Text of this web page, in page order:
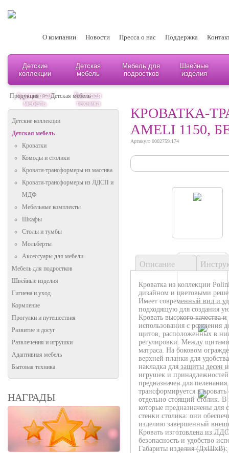
О компании Новости Пресса о нас Поддержка
Детские
коллекции
Детская
мебель
Мебель для
подростков
Швейные
изделия
Адаптивная
мебель
Бытовая
техника
Продукция > Детская мебель
Детские коллекции
Детская мебель
Кроватки
Комоды и столики
Кровати-трансформеры из массива
Кровати-трансформеры из ЛДСП и
МДФ
Мебельные комплекты
Шкафы
Столы и тумбы
Мольберты
Аксессуары для мебели
Мебель для подростков
Швейные изделия
Гигиена и уход
Кормление
Прогулки и путешествия
Развитие и досуг
Развлечения и игрушки
Адаптивная мебель
Бытовая техника
НАГРАДЫ
КРОВАТКА-
AMELI 1150,
Артикул: 0002759.174
Описание
Кроватка из коллекции
дизайном и цветовыми
Имеет современный вид и
подходящую для создания
Кровать высокого качества
использования с рождения
щитов, расположенных в
регулировки. Между
матраса. На боковом
верхней планки для
накладка для защиты десен
игрушек и
предназначен для
трансформируется в
отдельно стоящий столик.
которые предназначены для
стенки столика: они
изделию завершенный
Кровать изготовлена из
безопасность и удобство
Габариты изделия (ДхШхВ):